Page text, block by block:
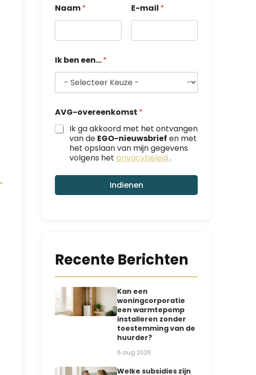
Naam* E-mail *
V
G
o
e
r
e
e
m
t
Ik ben een...*
AVG-overeenkomst *
Ik ga akkoord met het ontvangen
van de EGO-nieuwsbrief en met
het opslaan van mijn gegevens
volgens het privacybeleid .
Indienen
Recente Berichten
Kan een
woningcorporatie
een warmtepomp
installeren zonder
toestemming van de
huurder?
6 aug 2026
Welke subsidies zijn